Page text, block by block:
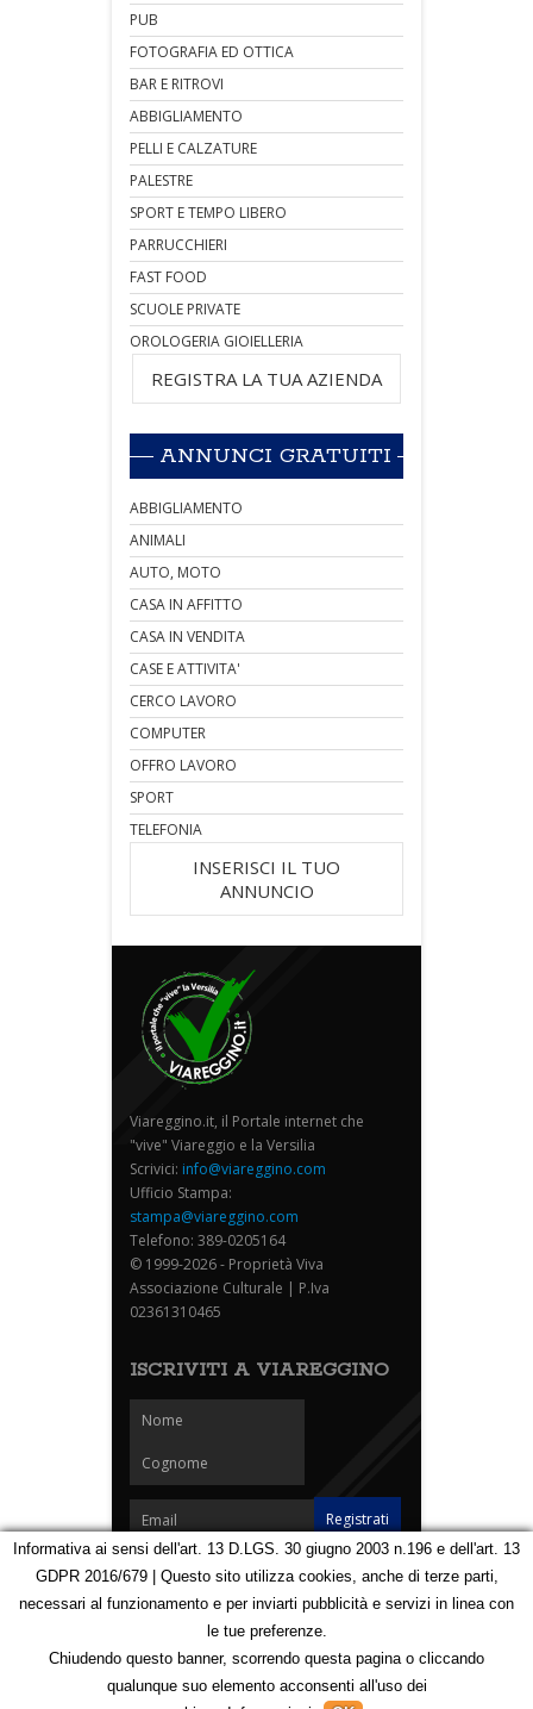
PUB
FOTOGRAFIA ED OTTICA
BAR E RITROVI
ABBIGLIAMENTO
PELLI E CALZATURE
PALESTRE
SPORT E TEMPO LIBERO
PARRUCCHIERI
FAST FOOD
SCUOLE PRIVATE
OROLOGERIA GIOIELLERIA
REGISTRA LA TUA AZIENDA
ANNUNCI GRATUITI
ABBIGLIAMENTO
ANIMALI
AUTO, MOTO
CASA IN AFFITTO
CASA IN VENDITA
CASE E ATTIVITA'
CERCO LAVORO
COMPUTER
OFFRO LAVORO
SPORT
TELEFONIA
INSERISCI IL TUO
ANNUNCIO
Viareggino.it, il Portale internet che
"vive" Viareggio e la Versilia
Scrivici: info@viareggino.com
Ufficio Stampa:
stampa@viareggino.com
Telefono: 389-0205164
© 1999-2026 - Proprietà Viva
Associazione Culturale | P.Iva
02361310465
ISCRIVITI A VIAREGGINO
Homepage Notizie Speciali Eventi Foto Carnevale
Partners
Contatti
Mappa
Informativa ai sensi dell'art. 13 D.LGS. 30 giugno 2003 n.196 e dell'art. 13
GDPR 2016/679 | Questo sito utilizza cookies, anche di terze parti,
necessari al funzionamento e per inviarti pubblicità e servizi in linea con
le tue preferenze.
Chiudendo questo banner, scorrendo questa pagina o cliccando
qualunque suo elemento acconsenti all'uso dei